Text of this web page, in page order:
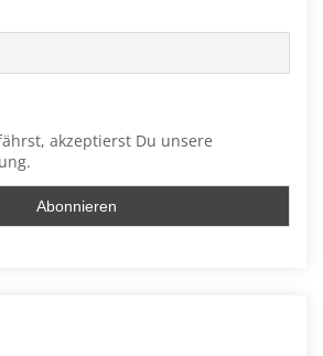
akzeptierst Du unsere